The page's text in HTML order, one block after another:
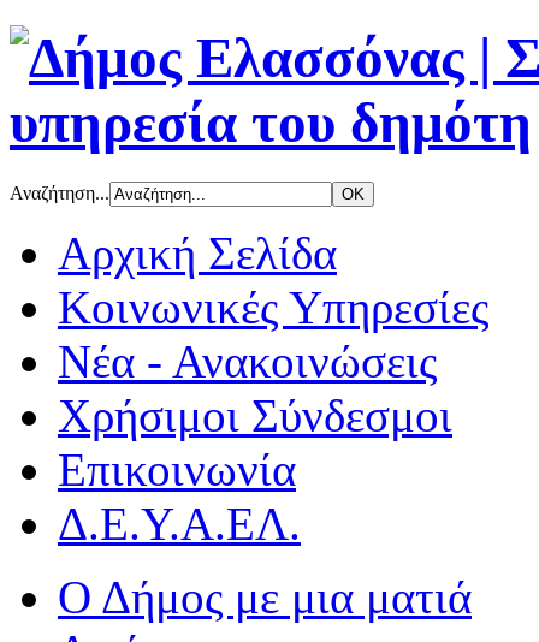
Αναζήτηση...
Αρχική Σελίδα
Κοινωνικές Υπηρεσίες
Νέα - Ανακοινώσεις
Χρήσιμοι Σύνδεσμοι
Επικοινωνία
Δ.Ε.Υ.Α.ΕΛ.
Ο Δήμος με μια ματιά